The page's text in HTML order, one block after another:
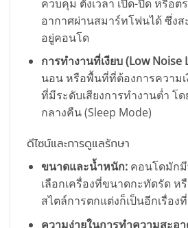
ควบคุม ตั้งเวลา เปิด-ปิด หรือ
อากาศผ่านสมาร์ทโฟนได้ ซึ่งส
อยู่คอนโด
การทำงานที่เงียบ (Low Noise
นอน หรือพื้นที่ที่ต้องการความเ
ที่มีระดับเสียงการทำงานต่ำ โ
กลางคืน (Sleep Mode)
ดีไซน์และการดูแลรักษา
ขนาดและน้ำหนัก:คอนโดมักมี
เลือกเครื่องที่ขนาดกะทัดรัด ห
สไตล์การตกแต่งก็เป็นอีกเรื่อ
ความง่ายในการทำความสะอ